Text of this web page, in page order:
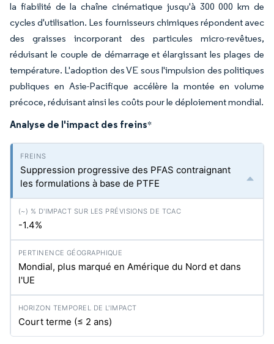
la fiabilité de la chaîne cinématique jusqu'à 300 000 km de
cycles d'utilisation. Les fournisseurs chimiques répondent avec
des graisses incorporant des particules micro-revêtues,
réduisant le couple de démarrage et élargissant les plages de
température. L'adoption des VE sous l'impulsion des politiques
publiques en Asie-Pacifique accélère la montée en volume
précoce, réduisant ainsi les coûts pour le déploiement mondial.
Analyse de l'impact des freins*
Suppression progressive des PFAS contraignant
les formulations à base de PTFE
-1.4%
Mondial, plus marqué en Amérique du Nord et dans
l'UE
Court terme (≤ 2 ans)